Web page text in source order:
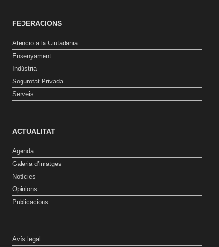
FEDERACIONS
Atenció a la Ciutadania
Ensenyament
Indústria
Seguretat Privada
Serveis
ACTUALITAT
Agenda
Galeria d’imatges
Notícies
Opinions
Publicacions
Avís legal